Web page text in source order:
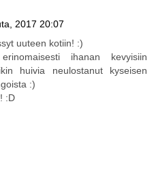
2017 20:07
uuteen kotiin! :)
ihanan kevyisiin
huivia neulostanut kyseisen
:)
:D